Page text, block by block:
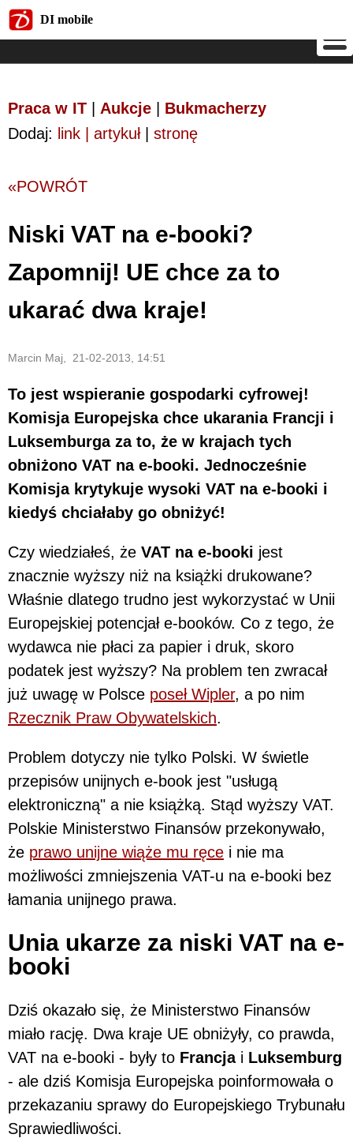
DI mobile
Praca w IT Aukcje
Bukmacherzy
Dodaj: link | artykuł| stronę
«POWRÓT
Niski VAT na e-booki?
Zapomnij! UE chce za to
ukarać dwa kraje!
Marcin Maj, 21-02-2013, 14:51
To jest wspieranie gospodarki cyfrowej!
Komisja Europejska chce ukarania Francji i
Luksemburga za to, że w krajach tych
obniżono VAT na e-booki. Jednocześnie
Komisja krytykuje wysoki VAT na e-booki i
kiedyś chciałaby go obniżyć!
Czy wiedziałeś, że VAT na e-booki jest
znacznie wyższy niż na książki drukowane?
Właśnie dlatego trudno jest wykorzystać w Unii
Europejskiej potencjał e-booków. Co z tego, że
wydawca nie płaci za papier i druk, skoro
podatek jest wyższy? Na problem ten zwracał
już uwagę w Polsce poseł Wipler, a po nim
Rzecznik Praw Obywatelskich.
Problem dotyczy nie tylko Polski. W świetle
przepisów unijnych e-book jest "usługą
elektroniczną" a nie książką. Stąd wyższy VAT.
Polskie Ministerstwo Finansów przekonywało,
że prawo unijne wiąże mu ręce i nie ma
możliwości zmniejszenia VAT-u na e-booki bez
łamania unijnego prawa.
Unia ukarze za niski VAT na e-
booki
Dziś okazało się, że Ministerstwo Finansów
miało rację. Dwa kraje UE obniżyły, co prawda,
VAT na e-booki - były to Francjai Luksemburg
- ale dziś Komisja Europejska poinformowała o
przekazaniu sprawy do Europejskiego Trybunału
Sprawiedliwości.
DI mobile